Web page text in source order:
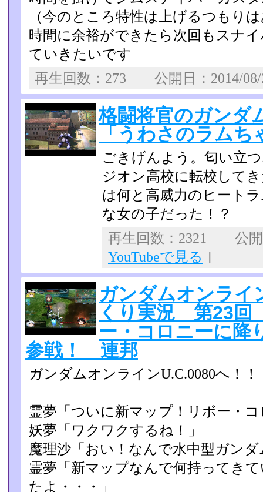
（今のところ特性は上げる­つもり
時間に余裕ができたら次回もスナ
ていきたいです
再生回数：273 公開日：
格闘将官のガンダ
「うわさのラム
ごきげんよう。匂い立
ジオン高校に転校して
は何と高威力のヒート
な女の子だった！？
再生回数：2321 公
YouTubeで見る ]
ガンダムオンラ
くり実況 第23
ー・コロニーに
参戦！ 連邦
ガンダムオンラインU.C.0080へ！！
霊夢「ついに新マップ！リボー・
妖夢「ワクワクするね！」
魔理沙「おい！なんで水中型ガン
霊夢「新マップなんで何持ってき
たよ・・・」